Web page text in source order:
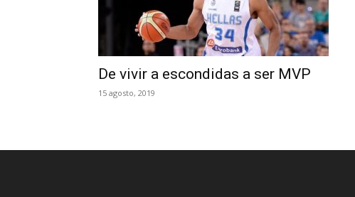
De vivir a escondidas a ser MVP
15 agosto, 2019